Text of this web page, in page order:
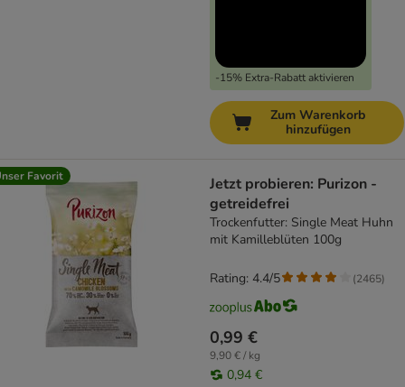
-15% Extra-Rabatt aktivieren
Zum Warenkorb
hinzufügen
Favorit
Jetzt probieren: Purizon -
getreidefrei
Trockenfutter: Single Meat Huhn
mit Kamilleblüten 100g
0,99 €
9,90 € / kg
0,94 €
Rating: 4.4/5 (2465)